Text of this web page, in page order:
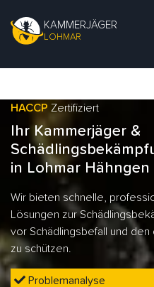
KAMMERJÄGER
LOHMAR
HACCP Zertifiziert
Ihr Kammerjäger &
in Lohmar Hähngen
Wir bieten schnelle,
Lösungen zur
vor Schädlingsbefall und
zu schützen.
Problemanalyse